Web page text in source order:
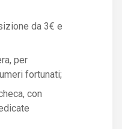
da 3€ e
per
fortunati;
con